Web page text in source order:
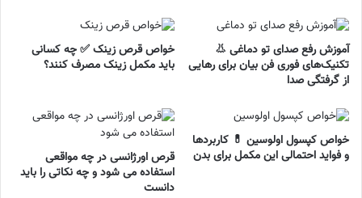
آموزش رفع صدای تو دماغی 👃
تکنیک‌های فوری فن بیان برای رهایی
از گرفتگی صدا
خواص قرص زینک ✅ چه کسانی
باید مکمل زینک مصرف کنند؟
خواص کپسول اولوسین 💊 کاربردها
و فواید احتمالی این مکمل برای بدن
قرص اورژانسی در چه مواقعی
استفاده می شود و چه نکاتی را باید
دانست